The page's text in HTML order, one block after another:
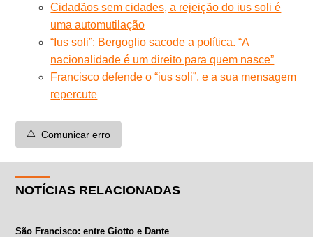
Cidadãos sem cidades, a rejeição do ius soli é
uma automutilação
“Ius soli”: Bergoglio sacode a política. “A
nacionalidade é um direito para quem nasce”
Francisco defende o “ius soli”, e a sua mensagem
repercute
⚠️ Comunicar erro
NOTÍCIAS RELACIONADAS
São Francisco: entre Giotto e Dante